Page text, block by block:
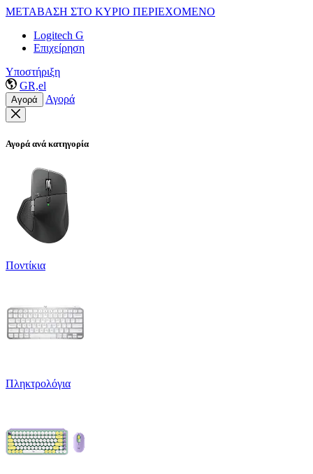
ΜΕΤΑΒΑΣΗ ΣΤΟ ΚΥΡΙΟ ΠΕΡΙΕΧΟΜΕΝΟ
Logitech G
Επιχείρηση
Υποστήριξη
GR,el
Αγορά Αγορά
Αγορά ανά κατηγορία
Ποντίκια
Πληκτρολόγια